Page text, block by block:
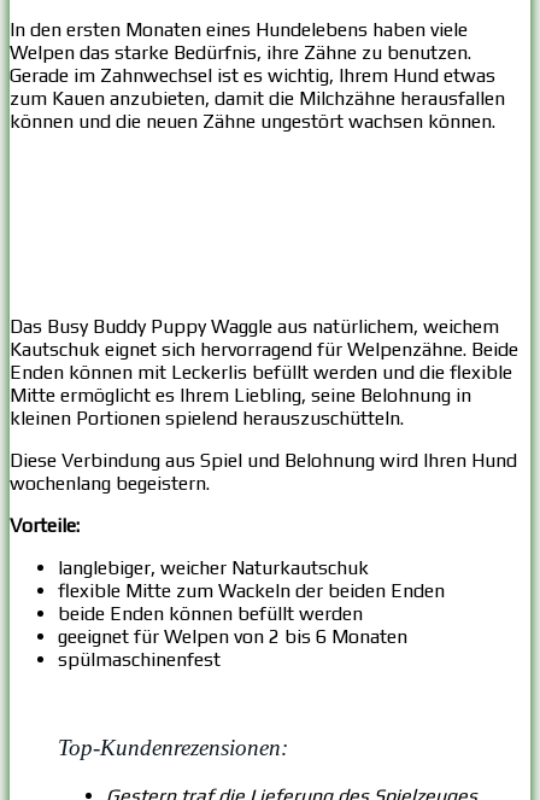
In den ersten Monaten eines Hundelebens haben viele
Welpen das starke Bedürfnis, ihre Zähne zu benutzen.
Gerade im Zahnwechsel ist es wichtig, Ihrem Hund etwas
zum Kauen anzubieten, damit die Milchzähne herausfallen
können und die neuen Zähne ungestört wachsen können.
Das Busy Buddy Puppy Waggle aus natürlichem, weichem
Kautschuk eignet sich hervorragend für Welpenzähne. Beide
Enden können mit Leckerlis befüllt werden und die flexible
Mitte ermöglicht es Ihrem Liebling, seine Belohnung in
kleinen Portionen spielend herauszuschütteln.
Diese Verbindung aus Spiel und Belohnung wird Ihren Hund
wochenlang begeistern.
Vorteile:
langlebiger, weicher Naturkautschuk
flexible Mitte zum Wackeln der beiden Enden
beide Enden können befüllt werden
geeignet für Welpen von 2 bis 6 Monaten
spülmaschinenfest
Top-Kundenrezensionen: